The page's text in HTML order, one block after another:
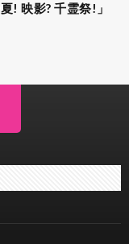
! 映影? 千霊祭!」